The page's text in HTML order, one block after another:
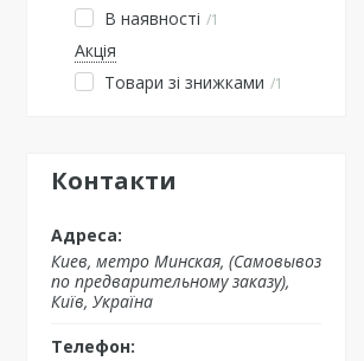
В наявності
1
Акція
Товари зі знижками
1
Контакти
Киев, метро Минская, (Самовывоз
по предварительному заказу),
Київ, Україна